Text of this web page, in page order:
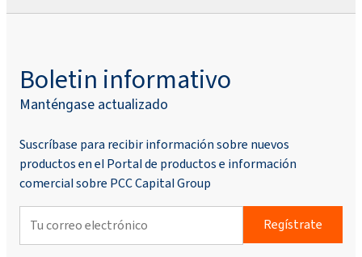
Boletin informativo
Manténgase actualizado
Suscríbase para recibir información sobre nuevos
productos en el Portal de productos e información
comercial sobre PCC Capital Group
Regístrate